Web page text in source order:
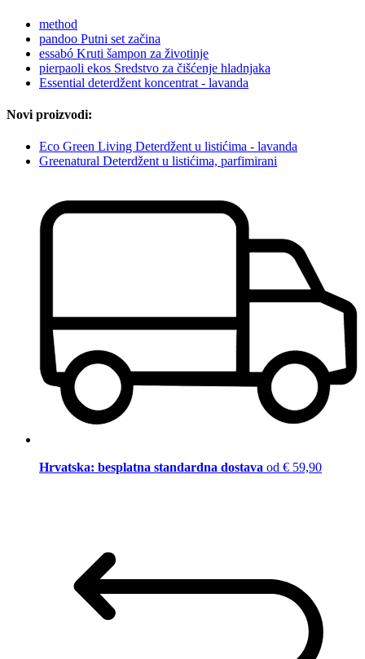
method
pandoo Putni set začina
essabó Kruti šampon za životinje
pierpaoli ekos Sredstvo za čišćenje hladnjaka
Essential deterdžent koncentrat - lavanda
Novi proizvodi:
Eco Green Living Deterdžent u listićima - lavanda
Greenatural Deterdžent u listićima, parfimirani
Hrvatska: besplatna standardna dostava od € 59,90